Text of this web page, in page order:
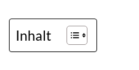
Inhalt